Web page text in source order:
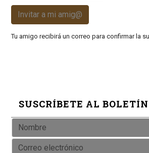
Invitar a mi amig@
Tu amigo recibirá un correo para confirmar la
SUSCRÍBETE AL BOLETÍN